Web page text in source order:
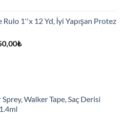
500,00₺.
1''x 12 Yd, İyi Yapışan Protez
₺Şu
Walker Tape, Saç Derisi